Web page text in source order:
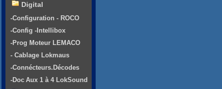
Digital
-Configuration - ROCO
-Config -Intellibox
-Prog Moteur LEMACO
- Cablage Lokmaus
-Connécteurs.Décodes
-Doc Aux 1 à 4 LokSound